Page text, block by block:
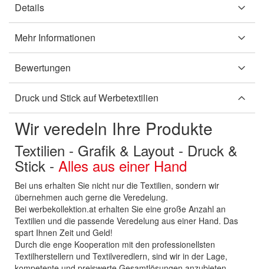
Details
Mehr Informationen
Bewertungen
Druck und Stick auf Werbetextilien
Wir veredeln Ihre Produkte
Textilien - Grafik & Layout - Druck &
Stick - Alles aus einer Hand
Bei uns erhalten Sie nicht nur die Textilien, sondern wir
übernehmen auch gerne die Veredelung.
Bei werbekollektion.at erhalten Sie eine große Anzahl an
Textilien und die passende Veredelung aus einer Hand. Das
spart Ihnen Zeit und Geld!
Durch die enge Kooperation mit den professionellsten
Textilherstellern und Textilveredlern, sind wir in der Lage,